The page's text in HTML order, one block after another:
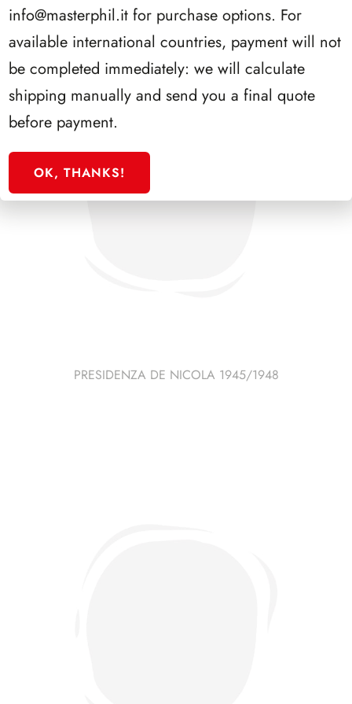
PRESIDENZA DE NICOLA 1945/1948
info@masterphil.it for purchase options. For
available international countries, payment will not
be completed immediately: we will calculate
shipping manually and send you a final quote
before payment.
OK, THANKS!